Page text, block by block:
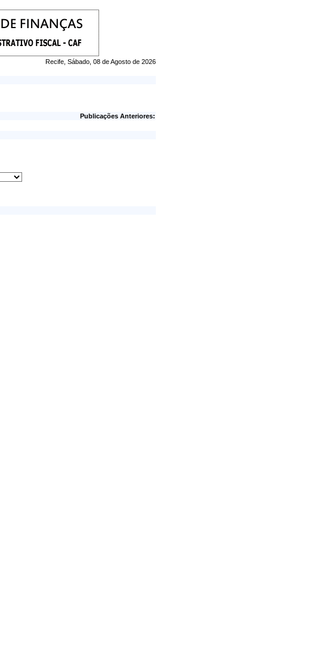
Recife, Sábado, 08 de Agosto de 2026
Publicações Anteriores: